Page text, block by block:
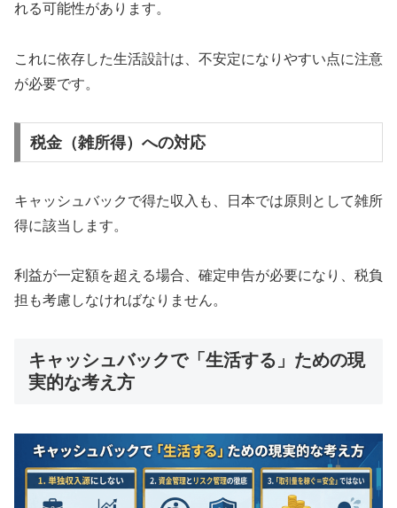
れる可能性があります。
これに依存した生活設計は、不安定になりやすい点に注意
が必要です。
税金（雑所得）への対応
キャッシュバックで得た収入も、日本では原則として雑所
得に該当します。
利益が一定額を超える場合、確定申告が必要になり、税負
担も考慮しなければなりません。
キャッシュバックで「生活する」ための現
実的な考え方